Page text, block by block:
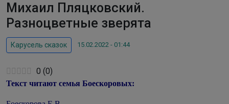
Михаил Пляцковский.
Разноцветные зверята
Карусель сказок 15.02.2022 - 01:44
0 (0)
Текст читают семья Боескоровых: